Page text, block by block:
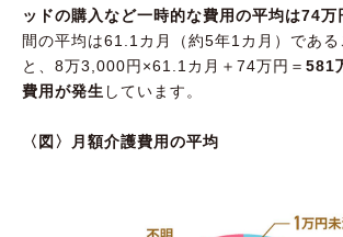
ッドの購入など一時的な費用の平均は74万
間の平均は61.1カ月（約5年1カ月）である
と、8万3,000円×61.1カ月＋74万円＝ 581
費用が発生 しています。
〈図〉月額介護費用の平均